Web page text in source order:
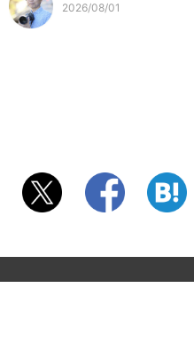
2026/08/01